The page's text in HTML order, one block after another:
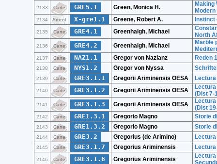
2133 Carte GRE5.1 Green, Monica H.
Making
2134 Articol X-gre1.1 Greene, Robert A.
2135 Carte GRE4.1 Greenhalgh, Michael
North
2136 Carte GRE4.2 Greenhalgh, Michael
Marble
2137 Carte NAZ1.1 Gregor von Nazianz Reden
2138 Carte NYS1.2 Gregor von Nyssa
2139 Carte GRE3.1.1 Gregorii Ariminensis OESA
2140 Carte GRE3.1.2 Gregorii Ariminensis OESA
(Dist 7-
2141 Carte GRE3.1.3 Gregorii Ariminensis OESA
(Dist
2142 Carte GRE1.3.1 Gregorio Magno Storie
2143 Carte GRE1.3.2 Gregorio Magno Storie
2144 Carte GRE3.2 Gregorius (de Arimino)
2145 Carte GRE3.1.7 Gregorius Ariminensis
2146 Carte GRE3.1.6 Gregorius Ariminensis